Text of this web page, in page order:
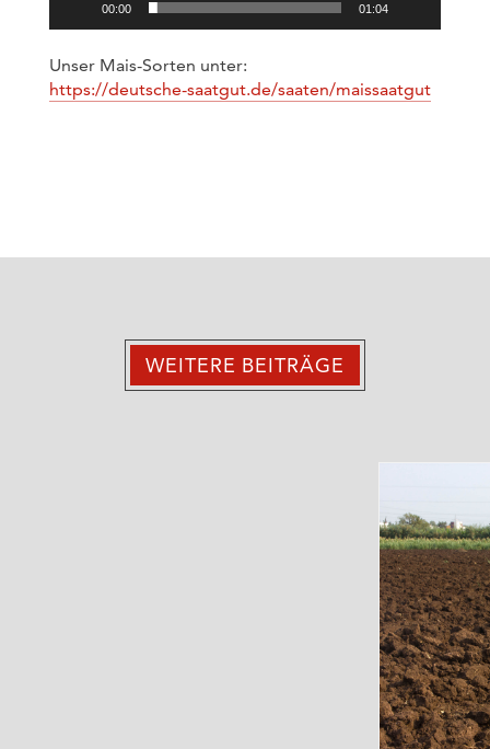
00:00 01:04
Unser Mais-Sorten unter:
https://deutsche-saatgut.de/saaten/maissaatgut
WEITERE BEITRÄGE